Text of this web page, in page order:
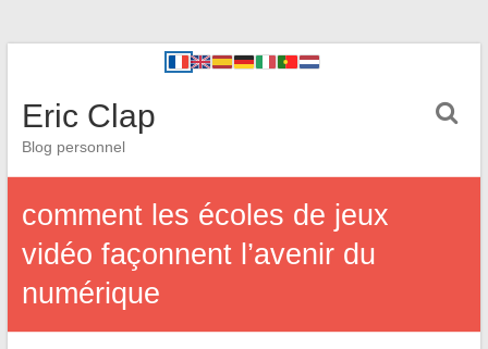
Eric Clap
Blog personnel
comment les écoles de jeux
vidéo façonnent l’avenir du
numérique